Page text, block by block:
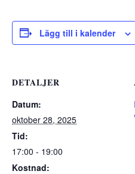
Lägg till i kalender
DETALJER
Datum:
oktober 28, 2025
Tid:
17:00 - 19:00
Kostnad: